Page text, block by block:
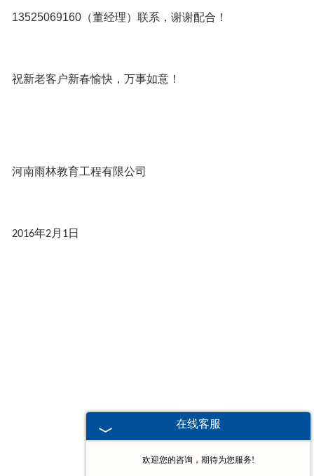
13525069160（董经理）联系，谢谢配合！
祝新老客户新春愉快，万事如意！
河南雨林教育工程有限公司
2016年2月1日
在线客服
欢迎您的咨询，期待为您服务!